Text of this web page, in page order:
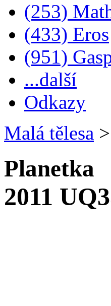
(253)
(433) Eros
(951)
...další
Odkazy
Malá tělesa >
Planetka
2011